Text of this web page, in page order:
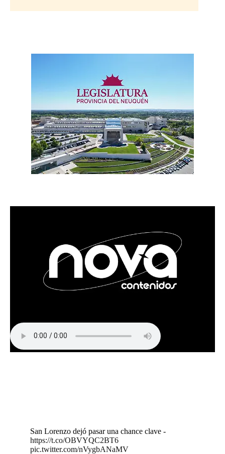
San Lorenzo dejó pasar una chance clave -
https://t.co/OBVYQC2BT6
pic.twitter.com/nVygbANaMV